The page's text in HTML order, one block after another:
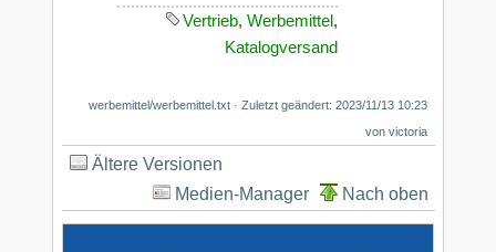
Vertrieb, Werbemittel,
Katalogversand
werbemittel/werbemittel.txt · Zuletzt geändert: 2023/11/13 10:23
vonvictoria
Ältere Versionen
Medien-Manager
Nach oben